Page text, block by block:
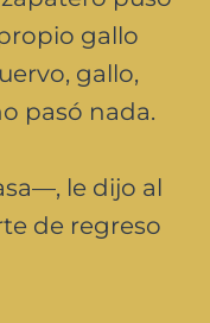
gallo
gallo,
pasó nada.
le dijo al
de regreso